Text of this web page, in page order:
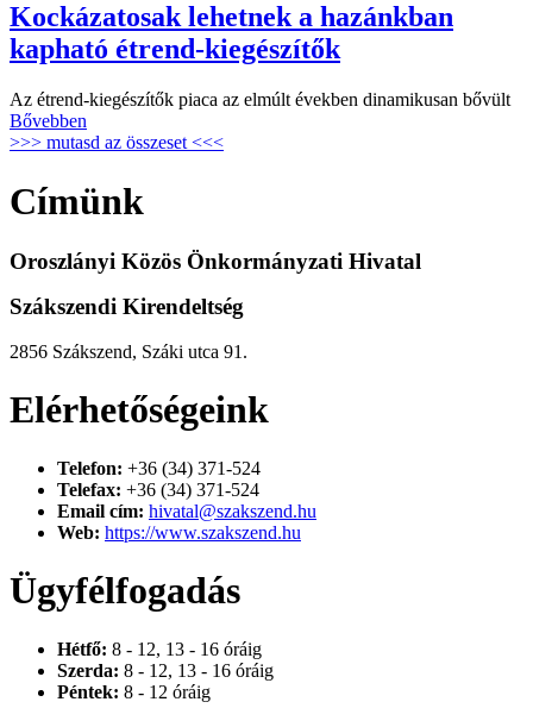
Kockázatosak lehetnek a hazánkban
kapható étrend-kiegészítők
Az étrend-kiegészítők piaca az elmúlt években dinamikusan bővült
Bővebben
>>> mutasd az összeset <<<
Címünk
Oroszlányi Közös Önkormányzati Hivatal
Szákszendi Kirendeltség
2856 Szákszend, Száki utca 91.
Elérhetőségeink
Telefon: +36 (34) 371-524
Telefax: +36 (34) 371-524
Email cím: hivatal@szakszend.hu
Web: https://www.szakszend.hu
Ügyfélfogadás
Hétfő: 8 - 12, 13 - 16 óráig
Szerda: 8 - 12, 13 - 16 óráig
Péntek: 8 - 12 óráig